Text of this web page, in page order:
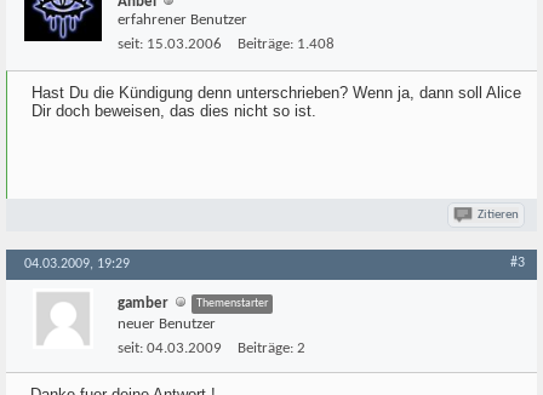
erfahrener Benutzer
seit: 15.03.2006 Beiträge: 1.408
Hast Du die Kündigung denn unterschrieben? Wenn ja, dann soll Alice
Dir doch beweisen, das dies nicht so ist.
Zitieren
04.03.2009, 19:29 #3
gamber Themenstarter
neuer Benutzer
seit: 04.03.2009 Beiträge: 2